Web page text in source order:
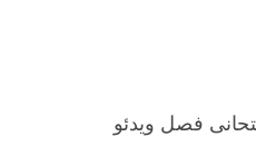
فصل ویدئو